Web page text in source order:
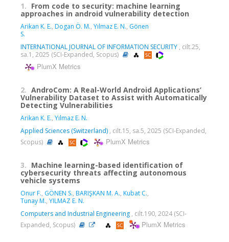
1. From code to security: machine learning
approaches in android vulnerability detection
Arikan K. E., Dogan Ö. M., Yılmaz E. N., Gönen
S.
INTERNATIONAL JOURNAL OF INFORMATION SECURITY , cilt.25,
sa.1, 2025 (SCI-Expanded, Scopus)
PlumX Metrics
2. AndroCom: A Real-World Android Applications’
Vulnerability Dataset to Assist with Automatically
Detecting Vulnerabilities
Arikan K. E., Yılmaz E. N.
Applied Sciences (Switzerland) , cilt.15, sa.5, 2025 (SCI-Expanded,
Scopus)
PlumX Metrics
3. Machine learning-based identification of
cybersecurity threats affecting autonomous
vehicle systems
Onur F., GÖNEN S., BARIŞKAN M. A., Kubat C.,
Tunay M., YILMAZ E. N.
Computers and Industrial Engineering , cilt.190, 2024 (SCI-
Expanded, Scopus)
PlumX Metrics